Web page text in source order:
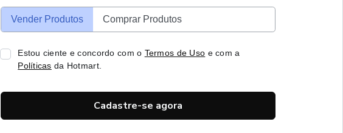
Vender Produtos Comprar Produtos
Estou ciente e concordo com o Termos de Uso e com a
Políticas da Hotmart.
Cadastre-se agora